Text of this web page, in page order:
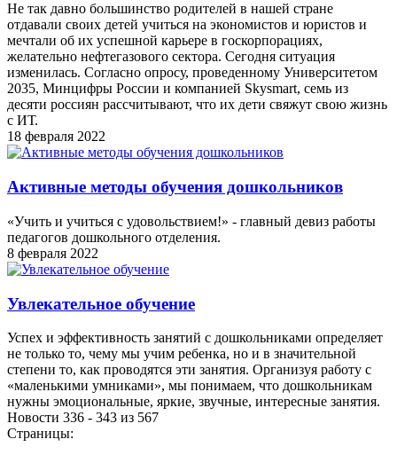
Не так давно большинство родителей в нашей стране
отдавали своих детей учиться на экономистов и юристов и
мечтали об их успешной карьере в госкорпорациях,
желательно нефтегазового сектора. Сегодня ситуация
изменилась. Согласно опросу, проведенному Университетом
2035, Минцифры России и компанией Skysmart, семь из
десяти россиян рассчитывают, что их дети свяжут свою жизнь
с ИТ.
18 февраля 2022
Активные методы обучения дошкольников
«Учить и учиться с удовольствием!» - главный девиз работы
педагогов дошкольного отделения.
8 февраля 2022
Увлекательное обучение
Успех и эффективность занятий с дошкольниками определяет
не только то, чему мы учим ребенка, но и в значительной
степени то, как проводятся эти занятия. Организуя работу с
«маленькими умниками», мы понимаем, что дошкольникам
нужны эмоциональные, яркие, звучные, интересные занятия.
Новости 336 - 343 из 567
Страницы: